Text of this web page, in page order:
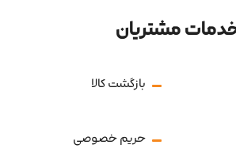
مشتریان
بازگشت کالا
حریم خصوصی